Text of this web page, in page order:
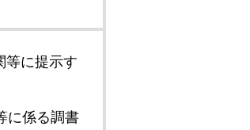
等に提示す
に係る調書